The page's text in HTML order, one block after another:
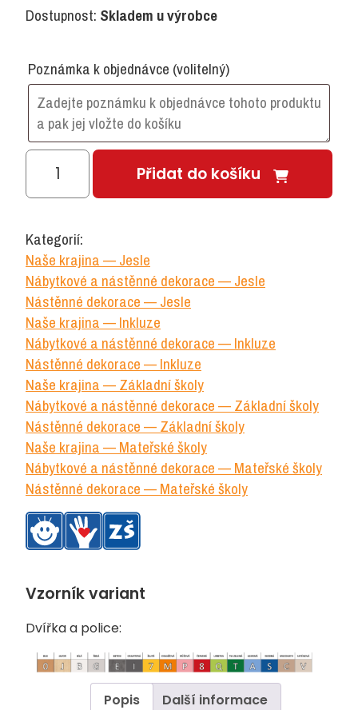
Dostupnost: Skladem u výrobce
Poznámka k objednávce (volitelný)
Nástěnná
dekorace
samička
množství
Přidat do košíku
Kategorií:
Naše krajina — Jesle
Nábytkové a nástěnné dekorace — Jesle
Nástěnné dekorace — Jesle
Naše krajina — Inkluze
Nábytkové a nástěnné dekorace — Inkluze
Nástěnné dekorace — Inkluze
Naše krajina — Základní školy
Nábytkové a nástěnné dekorace — Základní školy
Nástěnné dekorace — Základní školy
Naše krajina — Mateřské školy
Nábytkové a nástěnné dekorace — Mateřské školy
Nástěnné dekorace — Mateřské školy
Vzorník variant
Dvířka a police:
Popis
Další informace